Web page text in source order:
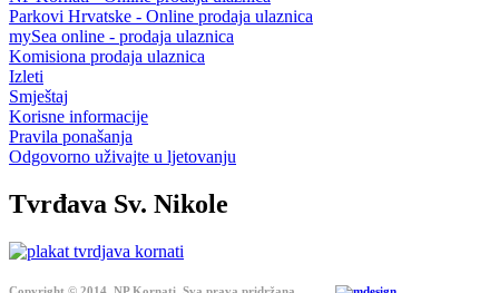
Parkovi Hrvatske - Online prodaja ulaznica
mySea online - prodaja ulaznica
Komisiona prodaja ulaznica
Izleti
Smještaj
Korisne informacije
Pravila ponašanja
Odgovorno uživajte u ljetovanju
Tvrđava Sv. Nikole